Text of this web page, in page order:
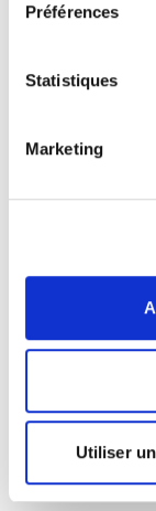
Préférences
Statistiques
Marketing
Utiliser